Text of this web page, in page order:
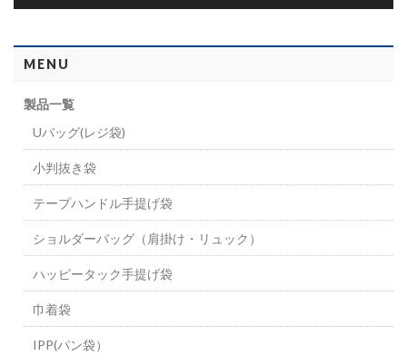
MENU
製品一覧
Uバッグ(レジ袋)
小判抜き袋
テープハンドル手提げ袋
ショルダーバッグ（肩掛け・リュック）
ハッピータック手提げ袋
巾着袋
IPP(パン袋）